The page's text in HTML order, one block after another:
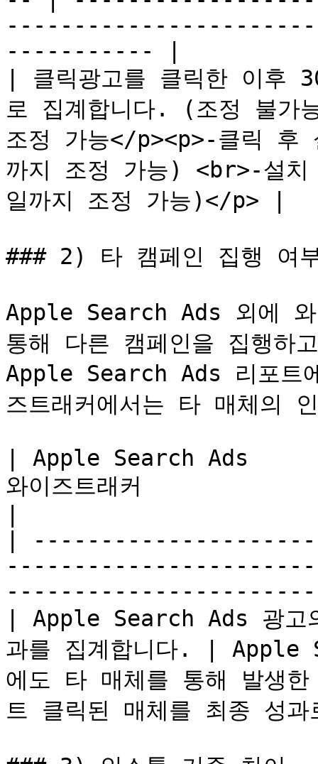
----------- |
| 클릭광고를 클릭한 이후
로 집계합니다. (조정 불가
조정 가능</p><p>-클릭
까지 조정 가능) <br>-설
일까지 조정 가능)</p> |
### 2) 타 캠페인 집행 여
Apple Search Ads 외에 와
통해 다른 캠페인을 집행하
Apple Search Ads 리포트
즈트래커에서는 타 매체의
| Apple Search
와이즈트래커
|
| Apple Search Ads 광고
과를 집계합니다. | Apple
에도 타 매체를 통해 발생
트 클릭된 매체를 최종 성